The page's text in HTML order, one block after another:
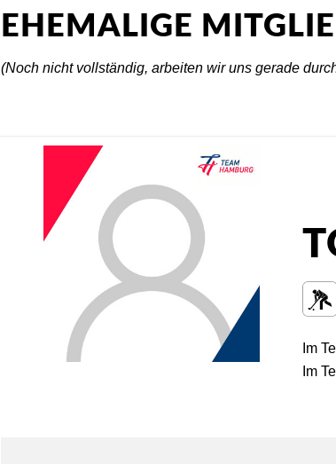
EHEMALIGE
(Noch nicht vollständig, arbeiten wir uns gerade
Im
Im